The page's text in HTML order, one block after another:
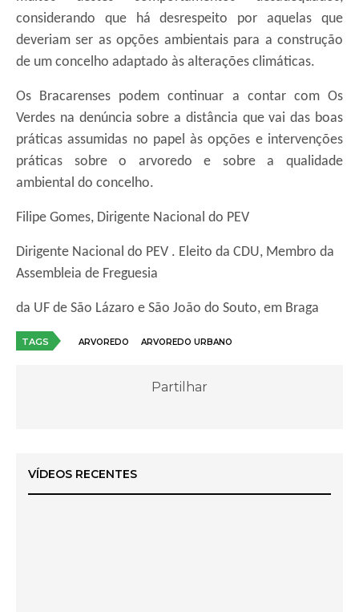
considerando que há desrespeito por aquelas que
deveriam ser as opções ambientais para a construção
de um concelho adaptado às alterações climáticas.
Os Bracarenses podem continuar a contar com Os
Verdes na denúncia sobre a distância que vai das boas
práticas assumidas no papel às opções e intervenções
práticas sobre o arvoredo e sobre a qualidade
ambiental do concelho.
Filipe Gomes, Dirigente Nacional do PEV
Dirigente Nacional do PEV . Eleito da CDU, Membro da
Assembleia de Freguesia
da UF de São Lázaro e São João do Souto, em Braga
TAGS ARVOREDO ARVOREDO URBANO
Partilhar
VÍDEOS RECENTES